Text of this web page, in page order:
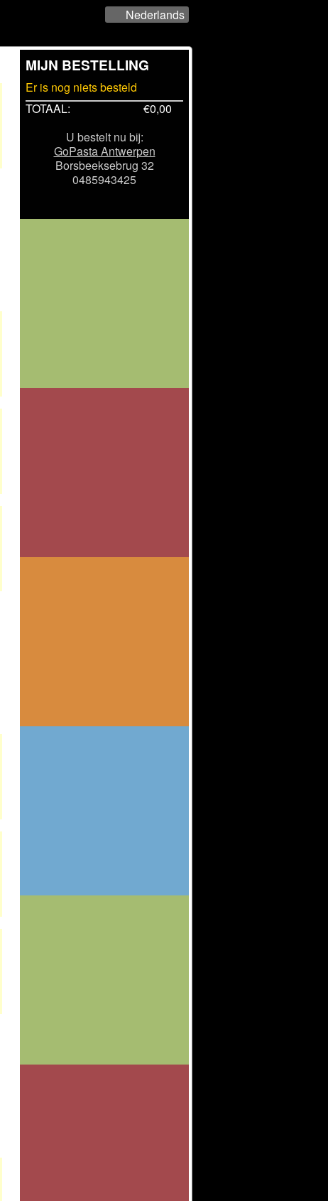
Nederlands
MIJN BESTELLING
Er is nog niets besteld
TOTAAL:
€0,00
U bestelt nu bij:
GoPasta Antwerpen
Borsbeeksebrug 32
0485943425